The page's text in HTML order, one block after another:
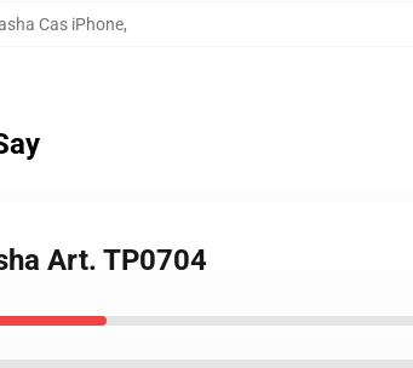
Cas iPhone,
Art. TP0704